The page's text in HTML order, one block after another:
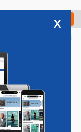
Check in
Vacatures
x